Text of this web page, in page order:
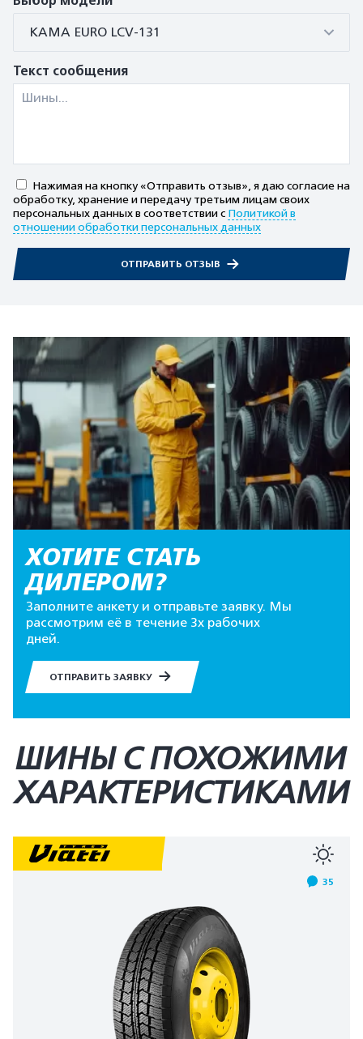
КАМА EURO LCV-131
Текст сообщения
Нажимая на кнопку «Отправить отзыв», я даю согласие на
обработку, хранение и передачу третьим лицам своих
персональных данных в соответствии с Политикой в
отношении обработки персональных данных
ОТПРАВИТЬ ОТЗЫВ
ХОТИТЕ СТАТЬ
ДИЛЕРОМ?
Заполните анкету и отправьте заявку. Мы
рассмотрим её в течение 3х рабочих
дней.
ОТПРАВИТЬ ЗАЯВКУ
ШИНЫ С ПОХОЖИМИ
ХАРАКТЕРИСТИКАМИ
35